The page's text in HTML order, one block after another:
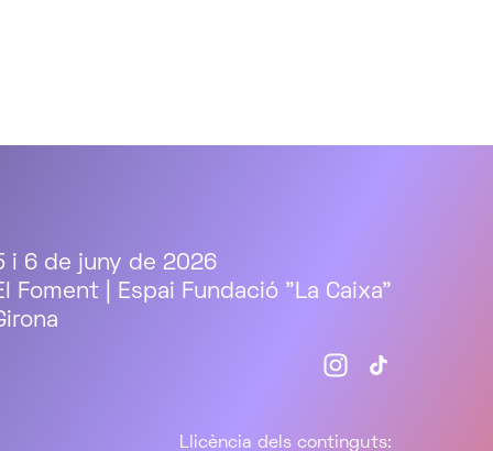
i 6 de juny de 2026
Foment | Espai Fundació "La Caixa"
Llicència dels continguts: